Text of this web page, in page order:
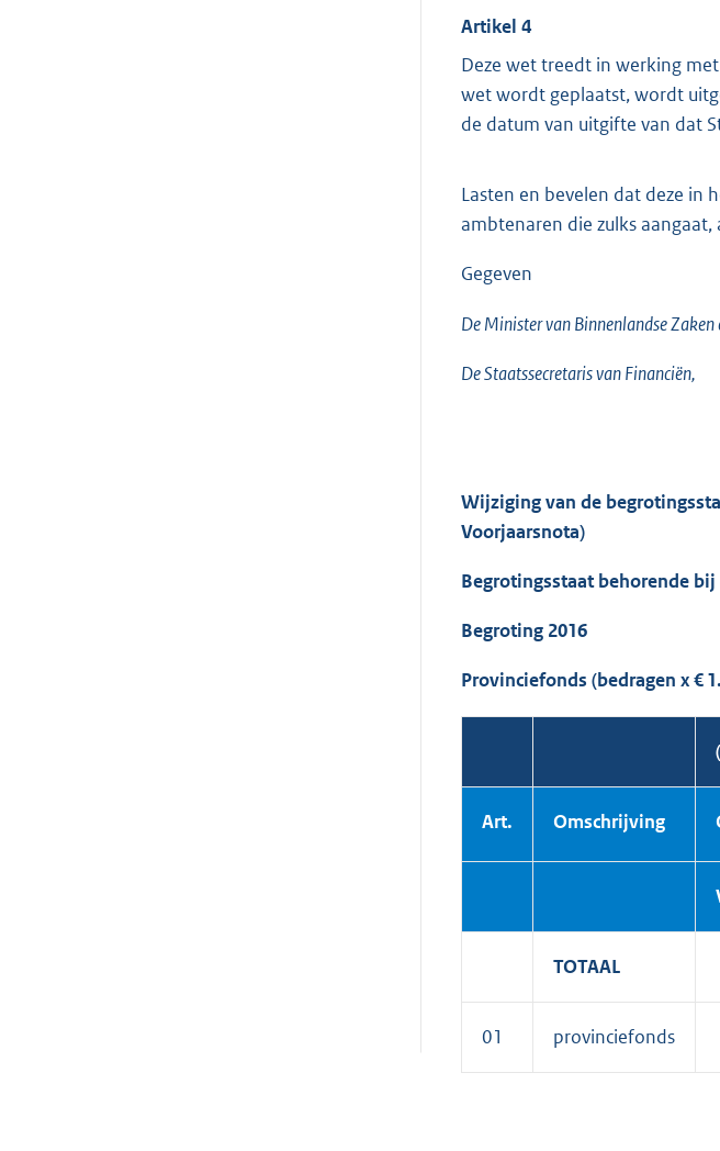
Artikel 4
Deze wet treedt in werking
wet wordt geplaatst, wordt
de datum van uitgifte van dat
Lasten en bevelen dat deze in
ambtenaren die zulks
Gegeven
De Minister van Binnenlandse
De Staatssecretaris van Financiën,
Wijziging van de
Voorjaarsnota)
Begrotingsstaat behorende
Begroting 2016
Provinciefonds (bedragen x €
Art. Omschrijving
TOTAAL
01 provinciefonds